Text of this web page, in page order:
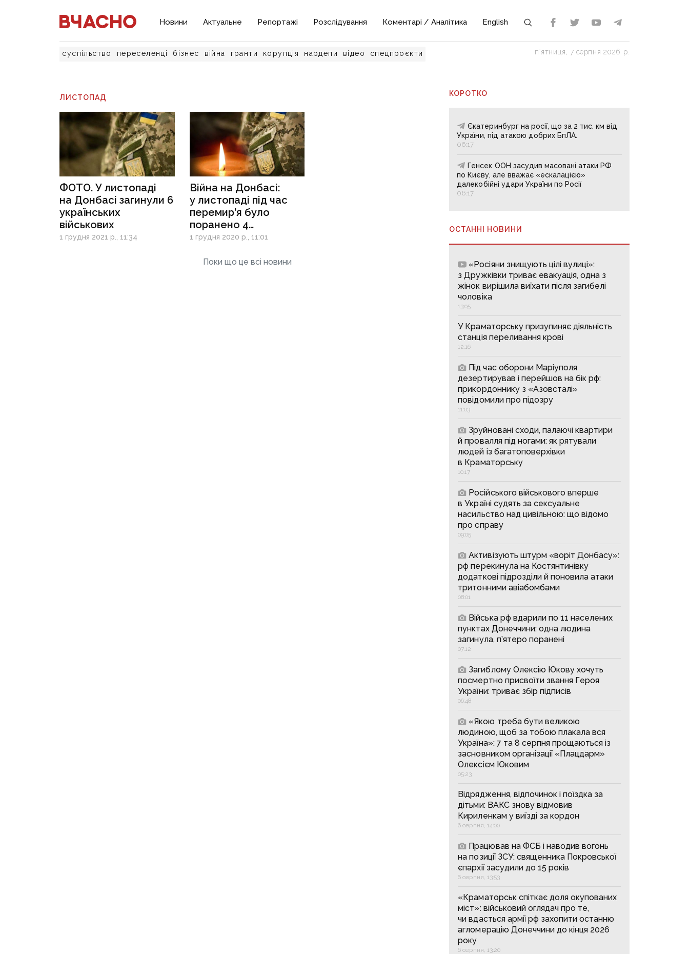
Новини Актуальне Репортажі Розслідування Коментарі / Аналітика English
суспільство переселенці бізнес війна гранти корупція нардепи відео спецпроєкти пʼятниця, 7 серпня 2026 р.
ЛИСТОПАД
ФОТО. У листопаді
на Донбасі загинули 6
українських
військових
1 грудня 2021 р., 11:34
Війна на Донбасі:
у листопаді під час
перемир’я було
поранено 4
захисників України,
1 грудня 2020 р., 11:01
Поки що це всі новини
КОРОТКО
Єкатеринбург на росії, що за 2 тис. км від
України, під атакою добрих БпЛА.
06:17
Генсек ООН засудив масовані атаки РФ
по Києву, але вважає «ескалацією»
далекобійні удари України по Росії
06:17
ОСТАННІ НОВИНИ
«Росіяни знищують цілі вулиці»:
з Дружківки триває евакуація, одна з
жінок вирішила виїхати після загибелі
чоловіка
13:05
У Краматорську призупиняє діяльність
станція переливання крові
12:16
Під час оборони Маріуполя
дезертирував і перейшов на бік рф:
прикордоннику з «Азовсталі»
повідомили про підозру
11:03
Зруйновані сходи, палаючі квартири
й провалля під ногами: як рятували
людей із багатоповерхівки
в Краматорську
10:17
Російського військового вперше
в Україні судять за сексуальне
насильство над цивільною: що відомо
про справу
09:05
Активізують штурм «воріт Донбасу»:
рф перекинула на Костянтинівку
додаткові підрозділи й поновила атаки
тритонними авіабомбами
08:01
Війська рф вдарили по 11 населених
пунктах Донеччини: одна людина
загинула, п’ятеро поранені
07:12
Загиблому Олексію Юкову хочуть
посмертно присвоїти звання Героя
України: триває збір підписів
06:48
«Якою треба бути великою
людиною, щоб за тобою плакала вся
Україна»: 7 та 8 серпня прощаються із
засновником організації «Плацдарм»
Олексієм Юковим
05:23
Відрядження, відпочинок і поїздка за
дітьми: ВАКС знову відмовив
Кириленкам у виїзді за кордон
6 серпня, 14:00
Працював на ФСБ і наводив вогонь
на позиції ЗСУ: священника Покровської
єпархії засудили до 15 років
6 серпня, 13:53
«Краматорськ спіткає доля окупованих
міст»: військовий оглядач про те,
чи вдасться армії рф захопити останню
агломерацію Донеччини до кінця 2026
року
6 серпня, 13:20